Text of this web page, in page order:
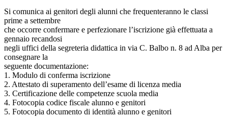
Si comunica ai genitori degli alunni che frequenteranno le classi
prime a settembre
che occorre confermare e perfezionare l’iscrizione già effettuata a
gennaio recandosi
negli uffici della segreteria didattica in via C. Balbo n. 8 ad Alba per
consegnare la
seguente documentazione:
1. Modulo di conferma iscrizione
2. Attestato di superamento dell’esame di licenza media
3. Certificazione delle competenze scuola media
4. Fotocopia codice fiscale alunno e genitori
5. Fotocopia documento di identità alunno e genitori